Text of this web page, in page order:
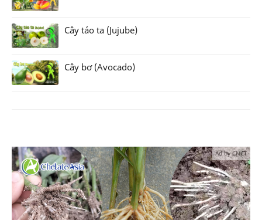
Cây táo ta (Jujube)
Cây bơ (Avocado)
Ad by CNCT